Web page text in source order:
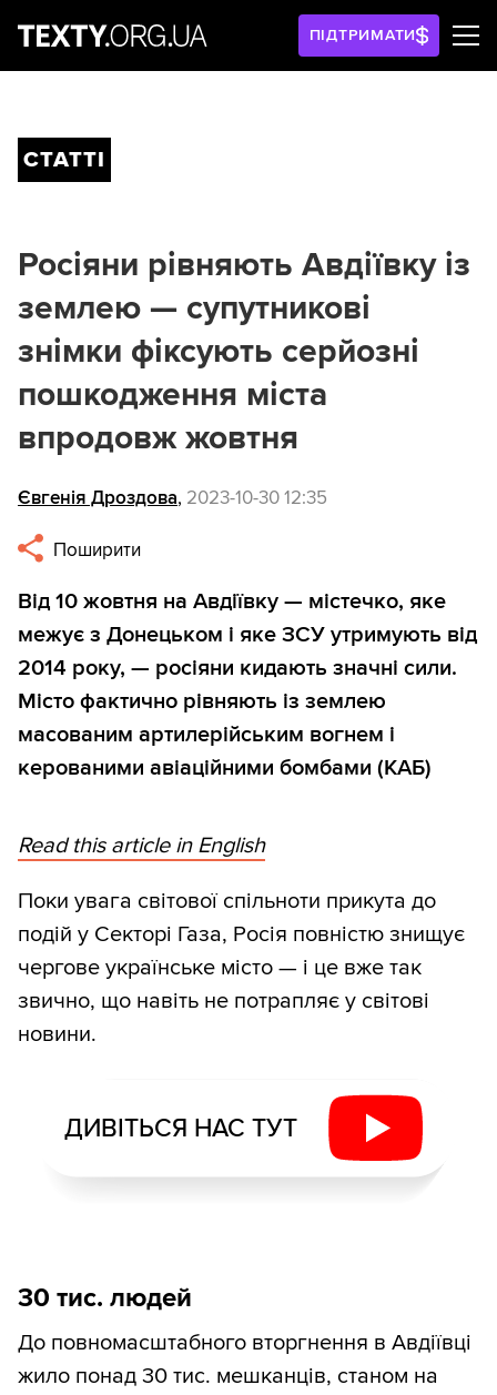
ПІДТРИМАТИ
СТАТТІ
Росіяни рівняють Авдіївку із
землею — супутникові
знімки фіксують серйозні
пошкодження міста
впродовж жовтня
Євгенія Дроздова, 2023-10-30 12:35
Поширити
Від 10 жовтня на Авдіївку — містечко, яке
межує з Донецьком і яке ЗСУ утримують від
2014 року, — росіяни кидають значні сили.
Місто фактично рівняють із землею
масованим артилерійським вогнем і
керованими авіаційними бомбами (КАБ)
Read this article in English
Поки увага світової спільноти прикута до
подій у Секторі Газа, Росія повністю знищує
чергове українське місто — і це вже так
звично, що навіть не потрапляє у світові
новини.
ДИВІТЬСЯ НАС ТУТ
30 тис. людей
До повномасштабного вторгнення в Авдіївці
жило понад 30 тис. мешканців, станом на